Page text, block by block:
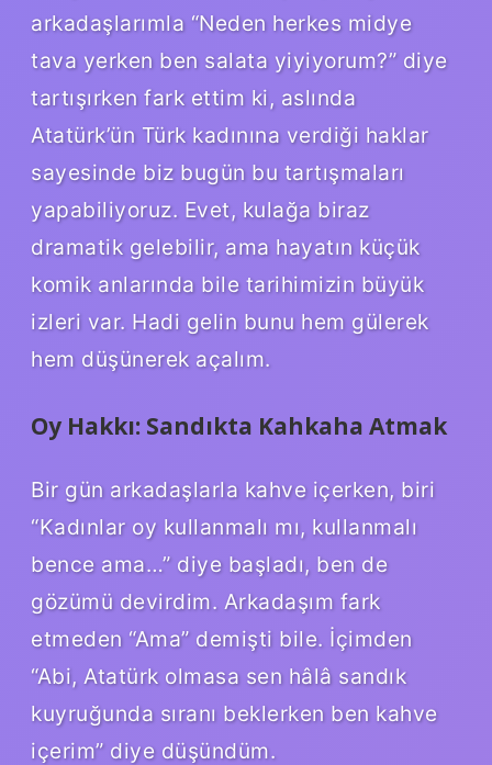
arkadaşlarımla “Neden herkes midye
tava yerken ben salata yiyiyorum?” diye
tartışırken fark ettim ki, aslında
Atatürk’ün Türk kadınına verdiği haklar
sayesinde biz bugün bu tartışmaları
yapabiliyoruz. Evet, kulağa biraz
dramatik gelebilir, ama hayatın küçük
komik anlarında bile tarihimizin büyük
izleri var. Hadi gelin bunu hem gülerek
hem düşünerek açalım.
Oy Hakkı: Sandıkta Kahkaha Atmak
Bir gün arkadaşlarla kahve içerken, biri
“Kadınlar oy kullanmalı mı, kullanmalı
bence ama…” diye başladı, ben de
gözümü devirdim. Arkadaşım fark
etmeden “Ama” demişti bile. İçimden
“Abi, Atatürk olmasa sen hâlâ sandık
kuyruğunda sıranı beklerken ben kahve
içerim” diye düşündüm.